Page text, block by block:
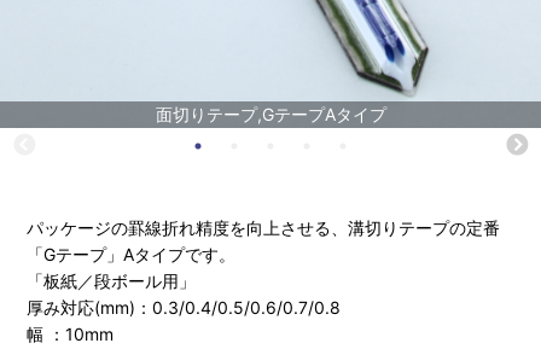
面切りテープ,GテープAタイプ
パッケージの罫線折れ精度を向上させる、溝切りテープの定番
「Gテープ」Aタイプです。
「板紙／段ボール用」
厚み対応(mm)：0.3/0.4/0.5/0.6/0.7/0.8
幅 ：10mm